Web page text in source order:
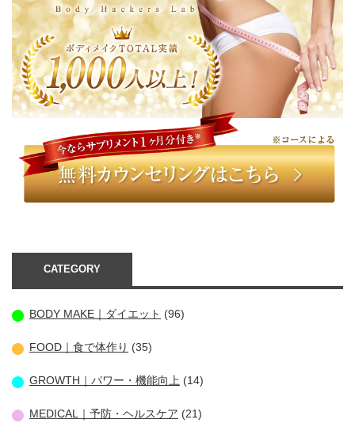
CATEGORY
BODY MAKE｜ダイエット (96)
FOOD｜食で体作り (35)
GROWTH｜パワー・機能向上 (14)
MEDICAL｜予防・ヘルスケア (21)